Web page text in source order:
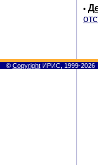
•
© Copyright ИРИС, 1999-2026